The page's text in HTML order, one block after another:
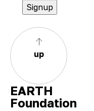
up
EARTH
Foundation